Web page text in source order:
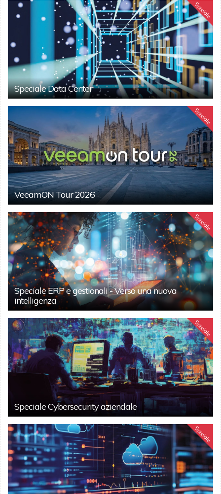
Speciale
Speciale Data Center
Speciale
VeeamON Tour 2026
Speciale
Speciale ERP e gestionali - Verso una nuova
intelligenza
Speciale
Speciale Cybersecurity aziendale
Speciale